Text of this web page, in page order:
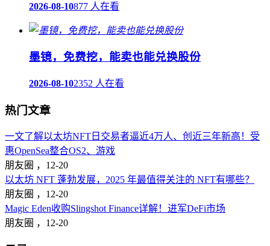
2026-08-10877 人在看
墨镜，免费挖，能卖也能兑换股份
2026-08-102352 人在看
热门文章
一文了解以太坊NFT日交易者逼近4万人、创近三年新高！受
惠OpenSea整合OS2、游戏
朋友圈 ， 12-20
以太坊 NFT 蓬勃发展，2025 年最值得关注的 NFT有哪些？
朋友圈 ， 12-20
Magic Eden收购Slingshot Finance详解！进军DeFi市场
朋友圈 ， 12-20